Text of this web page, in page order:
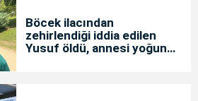
Böcek ilacından
zehirlendiği iddia edilen
Yusuf öldü, annesi yoğun